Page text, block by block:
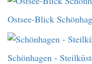
Ostsee-Blick
Schönhagen -